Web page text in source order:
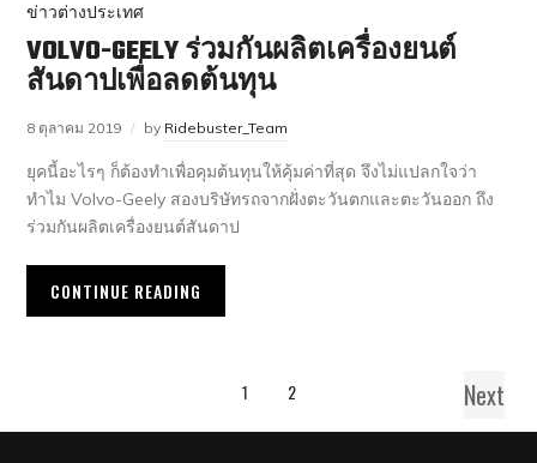
ข่าวต่างประเทศ
VOLVO-GEELY ร่วมกันผลิตเครื่องยนต์
สันดาปเพื่อลดต้นทุน
8 ตุลาคม 2019 by Ridebuster_Team
ยุคนี้อะไรๆ ก็ต้องทำเพื่อคุมต้นทุนให้คุ้มค่าที่สุด จึงไม่แปลกใจว่า
ทำไม Volvo-Geely สองบริษัทรถจากฝั่งตะวันตกและตะวันออก ถึง
ร่วมกันผลิตเครื่องยนต์สันดาป
CONTINUE READING
1 2 Next